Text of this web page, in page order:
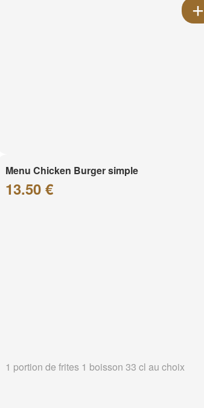
Menu Chicken Burger simple
13.50 €
1 portion de frites 1 boisson 33 cl au choix